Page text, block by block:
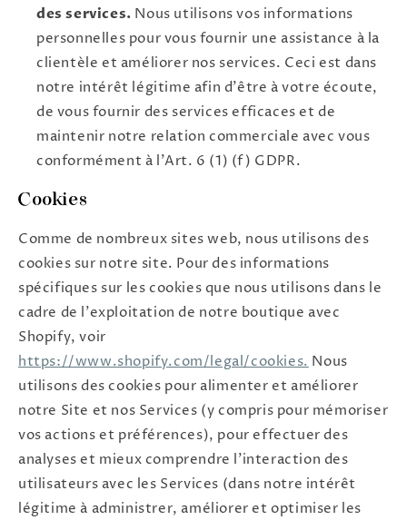
des services. Nous utilisons vos informations
personnelles pour vous fournir une assistance à la
clientèle et améliorer nos services. Ceci est dans
notre intérêt légitime afin d'être à votre écoute,
de vous fournir des services efficaces et de
maintenir notre relation commerciale avec vous
conformément à l'Art. 6 (1) (f) GDPR.
Cookies
Comme de nombreux sites web, nous utilisons des
cookies sur notre site. Pour des informations
spécifiques sur les cookies que nous utilisons dans le
cadre de l'exploitation de notre boutique avec
Shopify, voir
https://www.shopify.com/legal/cookies.Nous
utilisons des cookies pour alimenter et améliorer
notre Site et nos Services (y compris pour mémoriser
vos actions et préférences), pour effectuer des
analyses et mieux comprendre l'interaction des
utilisateurs avec les Services (dans notre intérêt
légitime à administrer, améliorer et optimiser les